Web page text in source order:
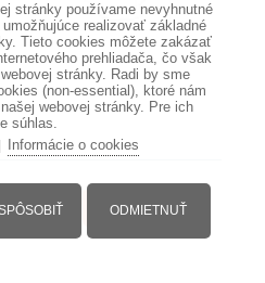
stránky používame nevyhnutné
realizovať základné
Tieto cookies môžete zakázať
prehliadača, čo však
stránky. Radi by sme
(non-essential), ktoré nám
webovej stránky. Pre ich
súhlas.
Informácie o cookies
ODMIETNUŤ